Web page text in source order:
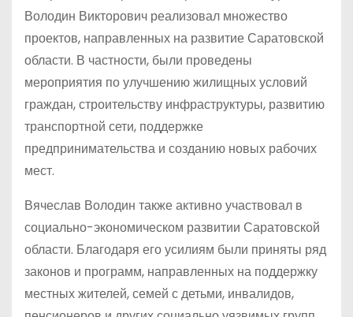
Володин Викторович реализовал множество
проектов, направленных на развитие Саратовской
области. В частности, были проведены
мероприятия по улучшению жилищных условий
граждан, строительству инфраструктуры, развитию
транспортной сети, поддержке
предпринимательства и созданию новых рабочих
мест.
Вячеслав Володин также активно участвовал в
социально-экономическом развитии Саратовской
области. Благодаря его усилиям были приняты ряд
законов и программ, направленных на поддержку
местных жителей, семей с детьми, инвалидов,